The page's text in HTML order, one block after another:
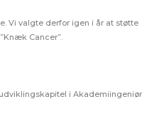
Vi valgte derfor igen i år at støtte
Cancer”.
i Akademiingeniør